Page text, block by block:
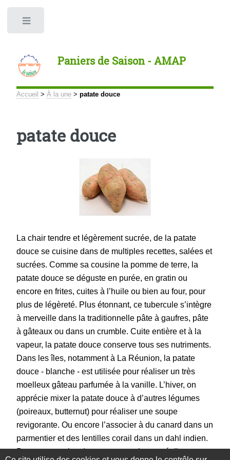
Paniers de Saison - AMAP
Accueil > À la une > patate douce
patate douce
La chair tendre et légèrement sucrée, de la patate
douce se cuisine dans de multiples recettes, salées et
sucrées. Comme sa cousine la pomme de terre, la
patate douce se déguste en purée, en gratin ou
encore en frites, cuites à l’huile ou bien au four, pour
plus de légèreté. Plus étonnant, ce tubercule s’intègre
à merveille dans la traditionnelle pâte à gaufres, pâte
à gâteaux ou dans un crumble. Cuite entière et à la
vapeur, la patate douce conserve tous ses nutriments.
Dans les îles, notamment à La Réunion, la patate
douce - blanche - est utilisée pour réaliser un très
moelleux gâteau parfumée à la vanille. L’hiver, on
apprécie mixer la patate douce à d’autres légumes
(poireaux, butternut) pour réaliser une soupe
revigorante. Ou encore l’associer à du canard dans un
parmentier et des lentilles corail dans un dahl indien.
Pour encore plus de saveurs exotiques, réalisez un
Panneau de gestion des cookies